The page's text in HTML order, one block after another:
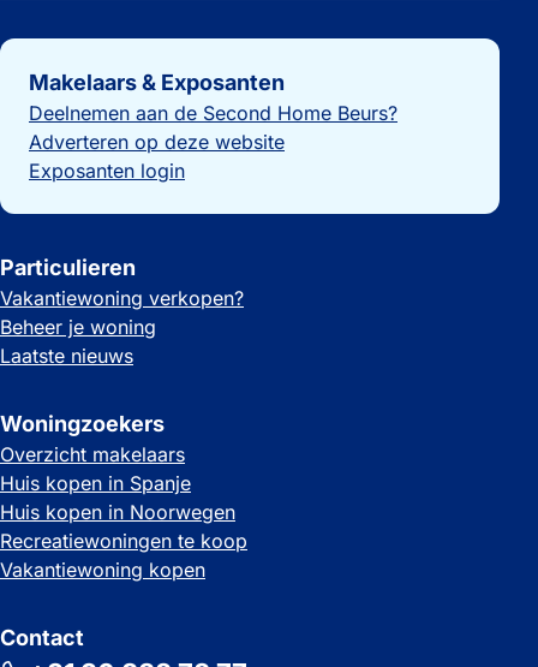
Belangrijke links
Makelaars & Exposanten
Deelnemen aan de Second Home Beurs?
Adverteren op deze website
Exposanten login
Particulieren
Vakantiewoning verkopen?
Beheer je woning
Laatste nieuws
Woningzoekers
Overzicht makelaars
Huis kopen in Spanje
Huis kopen in Noorwegen
Recreatiewoningen te koop
Vakantiewoning kopen
Contact